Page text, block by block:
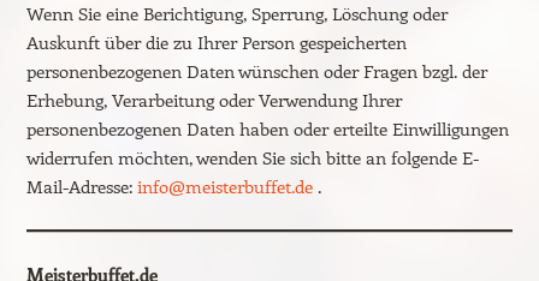
Wenn Sie eine Berichtigung, Sperrung, Löschung oder
Auskunft über die zu Ihrer Person gespeicherten
personenbezogenen Daten wünschen oder Fragen bzgl. der
Erhebung, Verarbeitung oder Verwendung Ihrer
personenbezogenen Daten haben oder erteilte Einwilligungen
widerrufen möchten, wenden Sie sich bitte an folgende E-
Mail-Adresse: info@meisterbuffet.de.
Meisterbuffet.de